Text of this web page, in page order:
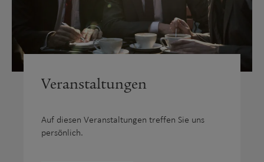
Veranstaltungen
Auf diesen Veranstaltungen treffen Sie uns
persönlich.